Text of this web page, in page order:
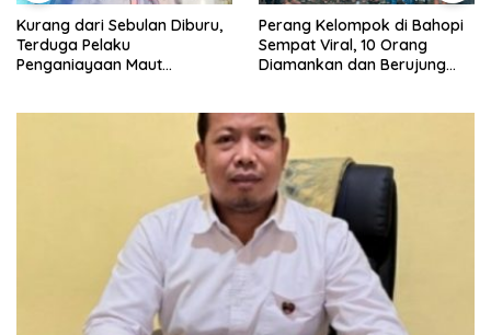
Kurang dari Sebulan Diburu,
Terduga Pelaku
Penganiayaan Maut
Perang Kelompok di Bahopi
Sempat Viral, 10 Orang
Diamankan dan Berujung